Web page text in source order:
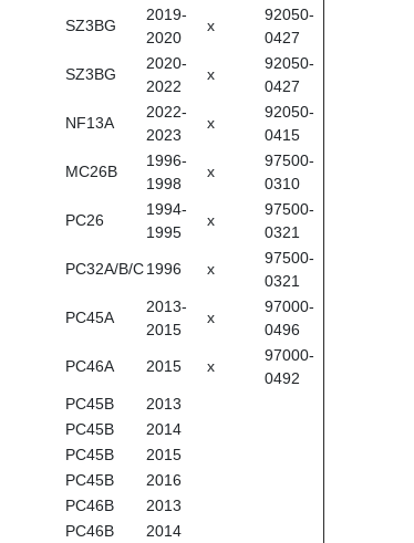
SZ3BG
2019-
2020
x
92050-
0427
SZ3BG
2020-
2022
x
92050-
0427
NF13A
2022-
2023
x
92050-
0415
MC26B
1996-
1998
x
97500-
0310
PC26
1994-
1995
x
97500-
0321
PC32A/B/C1996 x
97500-
0321
PC45A
2013-
2015
x
97000-
0496
PC46A 2015 x
97000-
0492
PC45B
2013
PC45B
2014
PC45B
2015
PC45B
2016
PC46B
2013
PC46B 2014